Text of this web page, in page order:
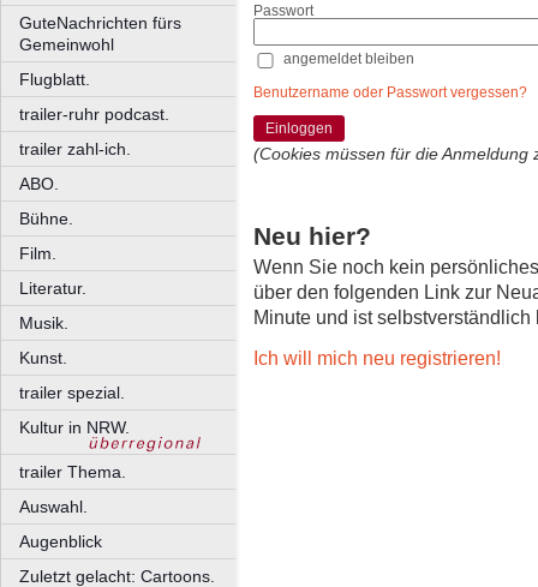
GuteNachrichten fürs
Gemeinwohl
Flugblatt.
trailer-ruhr podcast.
trailer zahl-ich.
ABO.
Bühne.
Film.
Literatur.
Musik.
Kunst.
trailer spezial.
Kultur in NRW.
trailer Thema.
Auswahl.
Augenblick
Zuletzt gelacht: Cartoons.
Passwort
angemeldet bleiben
Benutzername oder Passwort vergessen?
Einloggen
(Cookies müssen für die Anmeldung
Neu hier?
Wenn Sie noch kein
über den folgenden Link zur
Minute und ist selbstverständlich
Ich will mich neu registrieren!